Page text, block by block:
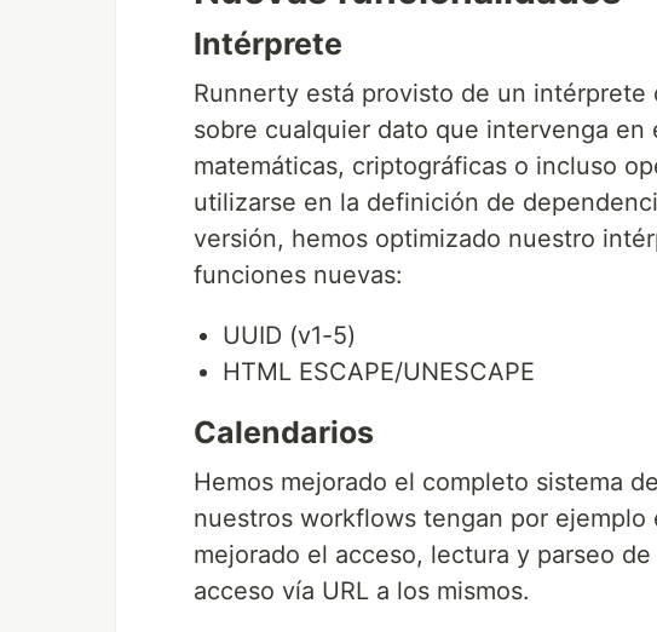
Intérprete
Runnerty está provisto de un
sobre cualquier dato que intervenga
matemáticas, criptográficas o incluso
utilizarse en la definición de
versión, hemos optimizado nuestro
funciones nuevas:
UUID (v1-5)
HTML ESCAPE/UNESCAPE
Calendarios
Hemos mejorado el completo sistema
nuestros workflows tengan por
mejorado el acceso, lectura y parseo
acceso vía URL a los mismos.